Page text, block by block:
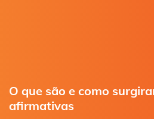
O que são e como
afirmativas